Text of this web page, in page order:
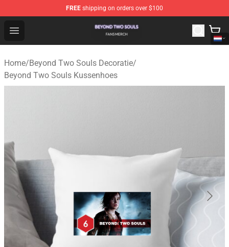
FREE shipping on orders over $100
Open menu
Beyond Two Souls Shop - Official Beyond Two Souls
Home/Beyond Two Souls Decoratie/
Beyond Two Souls Kussenhoes